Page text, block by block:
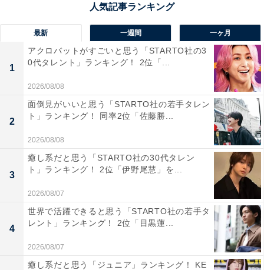
1920年に創立された、東大や医学部への高い進学率を誇
る伝統校。
部活動が盛んで、文化部では美術部や生物部などがさま
ざまな大会で好成績をおさめています。運動部も強豪
で、テニス部やサッカー部、アーチェリー部などが全国
大会で活躍。展示や発表がメインの文化祭もユーモアに
あふれています。
回答コメントでは「勉強だけでなく部活もしっかりやっ
ているイメージがあるから」(30代女性／東京都)、「何
でも挑戦する人が多いから」(30代男性／神奈川県)、
「富山で一番熱心なため」(20代男性／東京都)などの声
が集まりました。
※回答コメントは原文ママです
最新 一週間 一ヶ月
1
アクロバットがすごいと思う「STARTO社の3
0代タレント」ランキング！ 2位「...
2026/08/08
2
面倒見がいいと思う「STARTO社の若手タレン
ト」ランキング！ 同率2位「佐藤勝...
2026/08/08
3
癒し系だと思う「STARTO社の30代タレン
ト」ランキング！ 2位「伊野尾慧」を...
2026/08/07
4
世界で活躍できると思う「STARTO社の若手タ
レント」ランキング！ 2位「目黒蓮...
2026/08/07
癒し系だと思う「ジュニア」ランキング！ KE